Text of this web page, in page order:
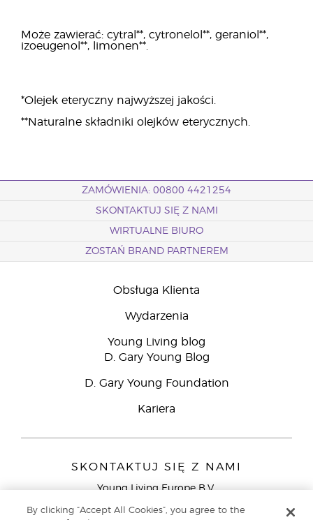
Może zawierać: cytral**, cytronelol**, geraniol**,
izoeugenol**, limonen**.
*Olejek eteryczny najwyższej jakości.
**Naturalne składniki olejków eterycznych.
ZAMÓWIENIA: 00800 4421254
SKONTAKTUJ SIĘ Z NAMI
WIRTUALNE BIURO
ZOSTAŃ BRAND PARTNEREM
Obsługa Klienta
Wydarzenia
Young Living blog
D. Gary Young Blog
D. Gary Young Foundation
Kariera
SKONTAKTUJ SIĘ Z NAMI
Young Living Europe B.V.
9727 AJ Groningen
By clicking “Accept All Cookies”, you agree to the